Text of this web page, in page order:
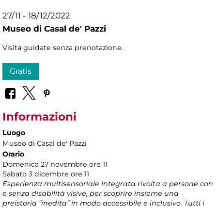
27/11 - 18/12/2022
Museo di Casal de' Pazzi
Visita guidate senza prenotazione.
Gratis
Informazioni
Luogo
Museo di Casal de' Pazzi
Orario
Domenica 27 novembre ore 11
Sabato 3 dicembre ore 11
Esperienza multisensoriale integrata rivolta a persone con
e senza disabilità visive, per scoprire insieme una
preistoria “inedita” in modo accessibile e inclusivo. Tutti i